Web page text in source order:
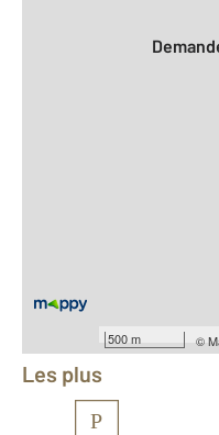
500 m ©
Équipements
Les plus
P